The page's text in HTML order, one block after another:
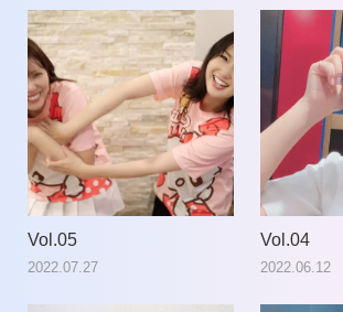
Vol.05
2022.07.27
Vol.04
2022.06.12